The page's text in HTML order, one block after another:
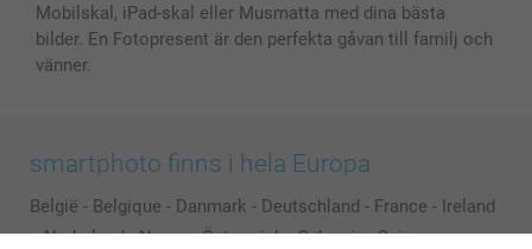
Mobilskal, iPad-skal eller Musmatta med dina bästa
bilder. En Fotopresent är den perfekta gåvan till familj och
vänner.
smartphoto finns i hela Europa
België - Belgique - Danmark - Deutschland - France - Ireland
- Nederland - Norge - Österreich - Schweiz - Suisse -